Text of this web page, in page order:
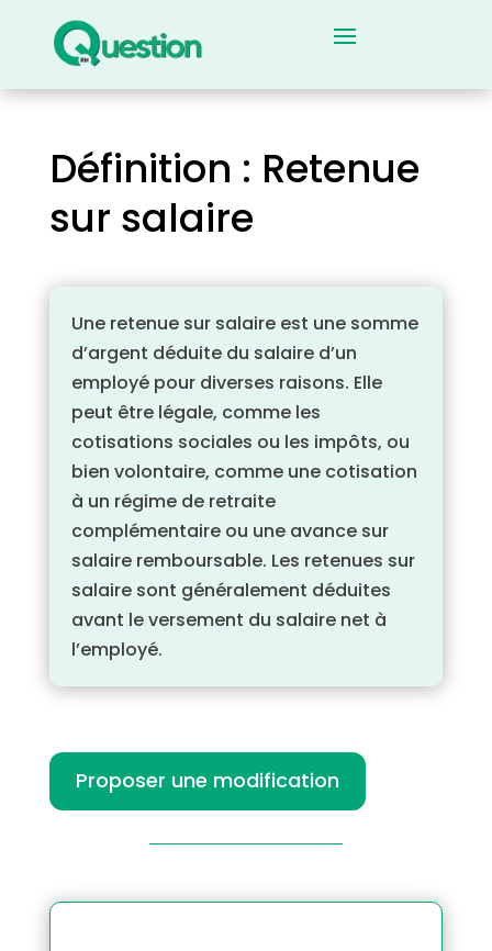
Définition : Retenue
sur salaire
Une retenue sur salaire est une somme
d’argent déduite du salaire d’un
employé pour diverses raisons. Elle
peut être légale, comme les
cotisations sociales ou les impôts, ou
bien volontaire, comme une cotisation
à un régime de retraite
complémentaire ou une avance sur
salaire remboursable. Les retenues sur
salaire sont généralement déduites
avant le versement du salaire net à
l’employé.
Proposer une modification